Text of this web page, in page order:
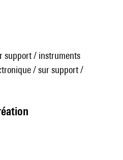
support / instruments
/ sur support /